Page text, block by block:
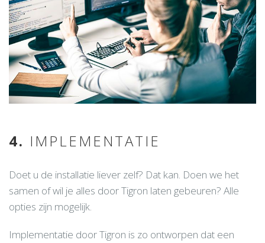
4. IMPLEMENTATIE
Doet u de installatie liever zelf? Dat kan. Doen we het
samen of wil je alles door Tigron laten gebeuren? Alle
opties zijn mogelijk.
Implementatie door Tigron is zo ontworpen dat een